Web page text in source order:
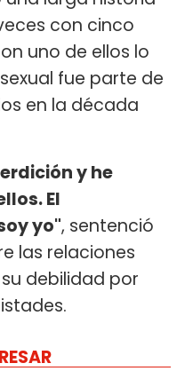
con cinco
uno de ellos lo
fue parte de
en la década
y he
El
yo", sentenció
las relaciones
debilidad por